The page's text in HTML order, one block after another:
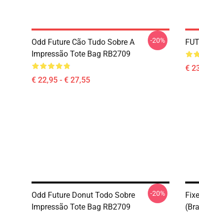
Odd Future Cão Tudo Sobre A
Impressão Tote Bag RB2709
€ 22,95 - € 27,55
-20%
€
Odd Future Donut Todo Sobre
Impressão Tote Bag RB2709
-20%